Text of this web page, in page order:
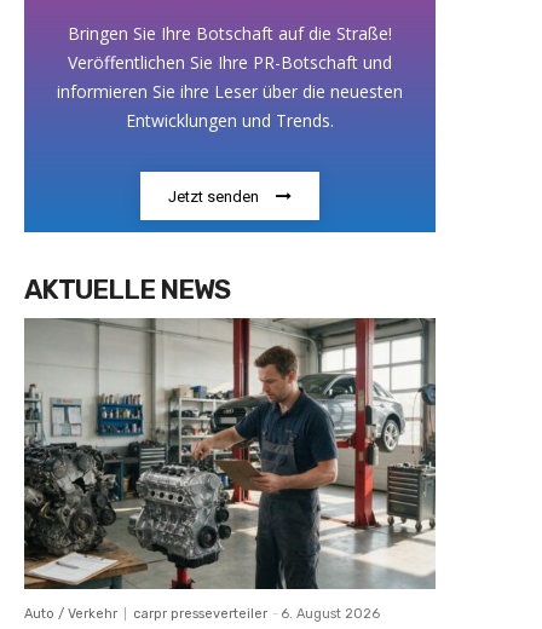
Bringen Sie Ihre Botschaft auf die Straße!
Veröffentlichen Sie Ihre PR-Botschaft und
informieren Sie ihre Leser über die neuesten
Entwicklungen und Trends.
Jetzt senden
AKTUELLE NEWS
Auto / Verkehr carpr presseverteiler - 6. August 2026